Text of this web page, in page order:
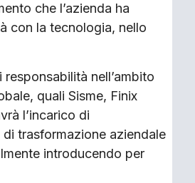
che l’azienda ha
con la tecnologia, nello
nell’ambito
quali Sisme, Finix
l’incarico di
trasformazione aziendale
introducendo per